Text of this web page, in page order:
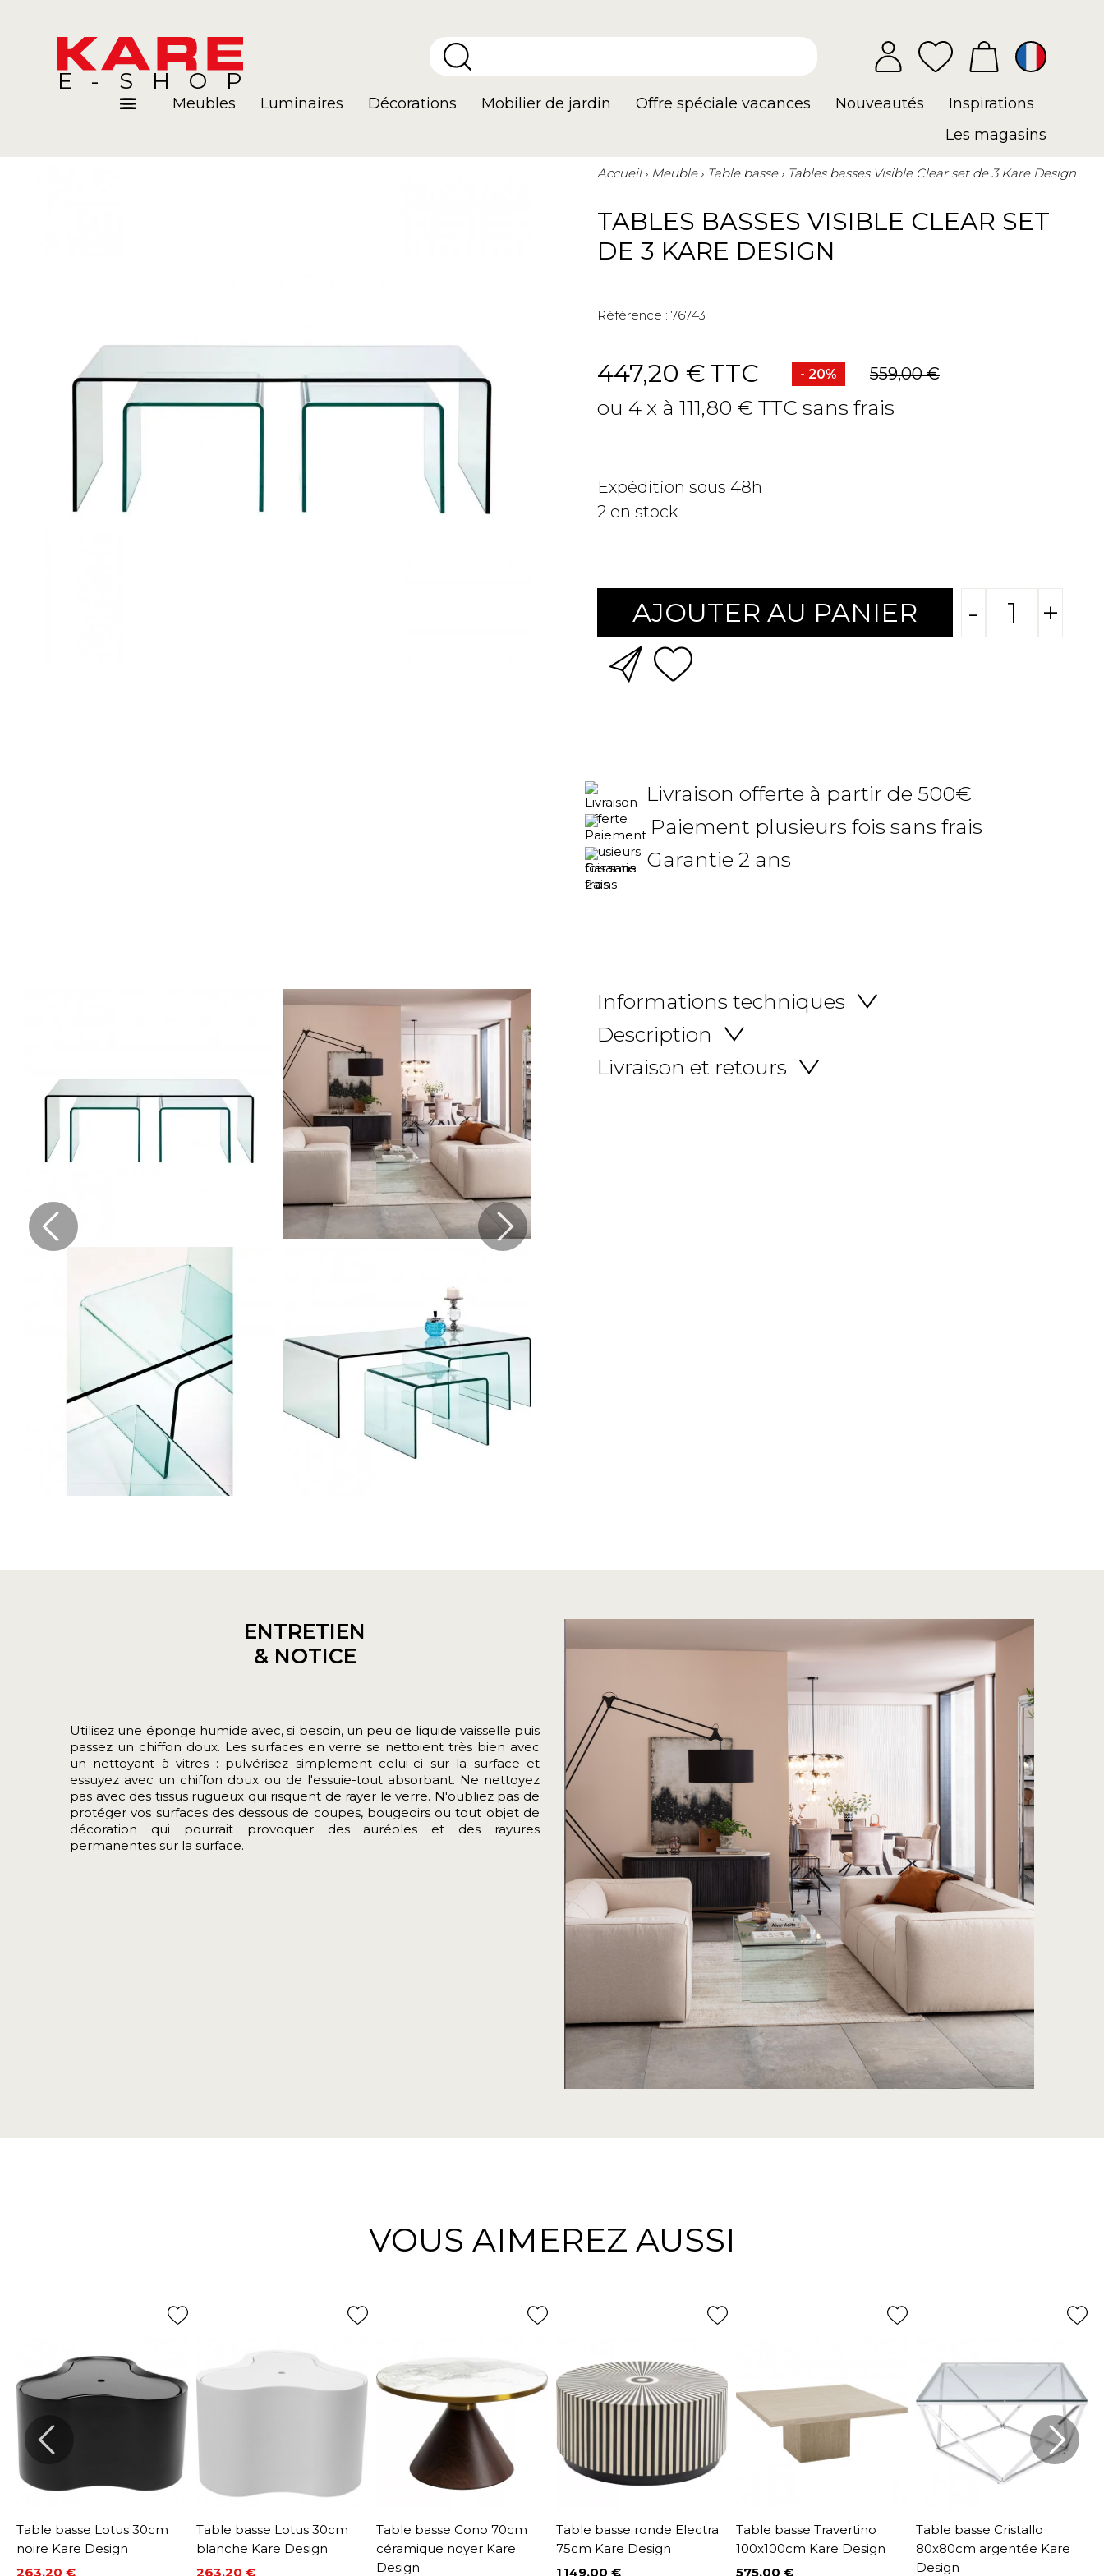
E-SHOP
Meubles Luminaires Décorations Mobilier de jardin Offre spéciale vacances Nouveautés
Inspirations
Les magasins
Accueil Meuble Table basse Tables basses Visible Clear set de 3 Kare Design
TABLES BASSES VISIBLE CLEAR SET
DE 3 KARE DESIGN
Référence : 76743
447,20 €TTC - 20% 559,00 €
ou 4 x à 111,80 € TTC sans frais
Expédition sous 48h
2 en stock
AJOUTER AU PANIER - +
Livraison offerte à partir de 500€
Paiement plusieurs fois sans frais
Garantie 2 ans
Informations techniques
Description
Livraison et retours
ENTRETIEN
& NOTICE
Utilisez une éponge humide avec, si besoin, un peu de liquide vaisselle puis
passez un chiffon doux. Les surfaces en verre se nettoient très bien avec
un nettoyant à vitres : pulvérisez simplement celui-ci sur la surface et
essuyez avec un chiffon doux ou de l'essuie-tout absorbant. Ne nettoyez
pas avec des tissus rugueux qui risquent de rayer le verre. N'oubliez pas de
protéger vos surfaces des dessous de coupes, bougeoirs ou tout objet de
décoration qui pourrait provoquer des auréoles et des rayures
permanentes sur la surface.
VOUS AIMEREZ AUSSI
Table basse Lotus 30cm
noire Kare Design
263,20 €
Table basse Lotus 30cm
blanche Kare Design
263,20 €
Table basse Cono 70cm
céramique noyer Kare
Design
Table basse ronde Electra
75cm Kare Design
1 149,00 €
Table basse Travertino
100x100cm Kare Design
575,00 €
Table basse Cristallo
80x80cm argentée Kare
Design